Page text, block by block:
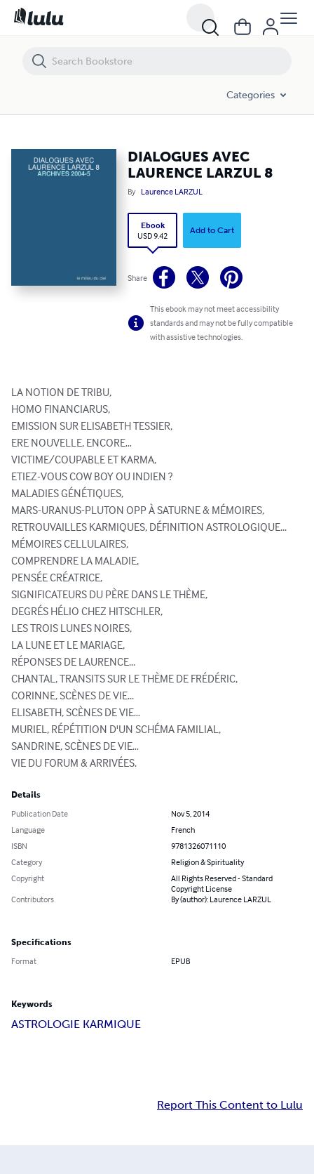
Categories
DIALOGUES AVEC
LAURENCE LARZUL 8
By Laurence LARZUL
Ebook
USD 9.42
Add to Cart
Share
This ebook may not meet accessibility
standards and may not be fully compatible
with assistive technologies.
LA NOTION DE TRIBU,
HOMO FINANCIARUS,
EMISSION SUR ELISABETH TESSIER,
ERE NOUVELLE, ENCORE…
VICTIME/COUPABLE ET KARMA,
ETIEZ-VOUS COW BOY OU INDIEN ?
MALADIES GÉNÉTIQUES,
MARS-URANUS-PLUTON OPP À SATURNE & MÉMOIRES,
RETROUVAILLES KARMIQUES, DÉFINITION ASTROLOGIQUE...
MÉMOIRES CELLULAIRES,
COMPRENDRE LA MALADIE,
PENSÉE CRÉATRICE,
SIGNIFICATEURS DU PÈRE DANS LE THÈME,
DEGRÉS HÉLIO CHEZ HITSCHLER,
LES TROIS LUNES NOIRES,
LA LUNE ET LE MARIAGE,
RÉPONSES DE LAURENCE...
CHANTAL, TRANSITS SUR LE THÈME DE FRÉDÉRIC,
CORINNE, SCÈNES DE VIE...
ELISABETH, SCÈNES DE VIE…
MURIEL, RÉPÉTITION D'UN SCHÉMA FAMILIAL,
SANDRINE, SCÈNES DE VIE…
VIE DU FORUM & ARRIVÉES.
Details
Publication Date
Nov 5, 2014
Language
French
ISBN
9781326071110
Category
Religion & Spirituality
Copyright
All Rights Reserved - Standard
Copyright License
Contributors
By (author): Laurence LARZUL
Specifications
Format EPUB
Keywords
ASTROLOGIE KARMIQUE
Report This Content to Lulu
DIALOGUES AVEC LAURENCE LARZUL 8